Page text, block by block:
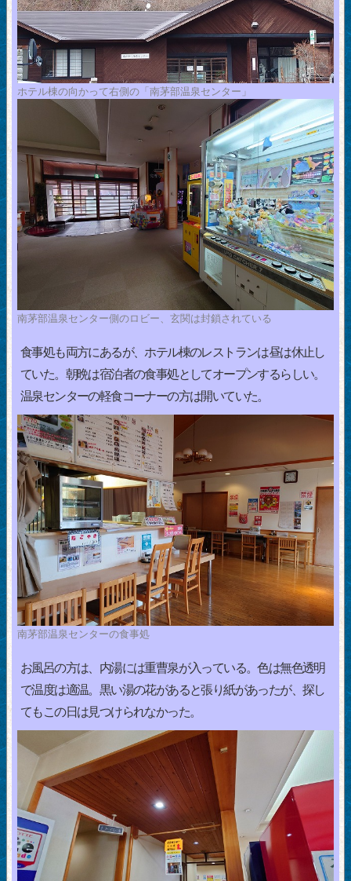
ホテル棟の向かって右側の「南茅部温泉センター」
南茅部温泉センター側のロビー、玄関は封鎖されている
食事処も両方にあるが、ホテル棟のレストランは昼は休止し
ていた。朝晩は宿泊者の食事処としてオープンするらしい。
温泉センターの軽食コーナーの方は開いていた。
南茅部温泉センターの食事処
お風呂の方は、内湯には重曹泉が入っている。色は無色透明
で温度は適温。黒い湯の花があると張り紙があったが、探し
てもこの日は見つけられなかった。